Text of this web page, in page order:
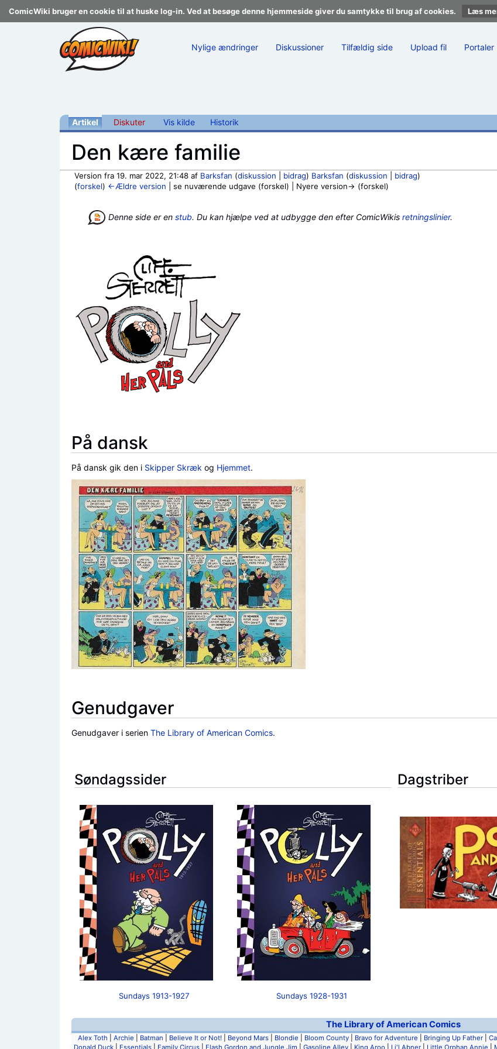
ComicWiki bruger en cookie til at huske log-in. Ved at besøge denne hjemmeside giver du samtykke til brug af cookies. Læs
Nylige ændringer Diskussioner Tilfældig side Upload fil Portaler
Artikel Diskuter Vis kilde Historik
Den kære familie
Version fra 19. mar 2022, 21:48 af Barksfan (diskussion bidrag) Barksfan (diskussion bidrag)
(forskel) ←Ældre version | se nuværende udgave (forskel) | Nyere version→ (forskel)
Denne side er en stub. Du kan hjælpe ved at udbygge den efter ComicWikis retningslinier.
På dansk
På dansk gik den i Skipper Skræk og Hjemmet.
Genudgaver
Genudgaver i serien The Library of American Comics.
Søndagssider
Sundays 1913-1927 Sundays 1928-1931
Dagstriber
The Library of American Comics
Alex Toth Archie Batman Believe It or Not!| Beyond Mars| Blondie Bloom County| Bravo for Adventure Bringing Up Father|
Donald Duck
Essentials Family Circus Flash Gordon and Jungle Jim Gasoline Alley King Aroo Li'l Abner Little Orphan Annie